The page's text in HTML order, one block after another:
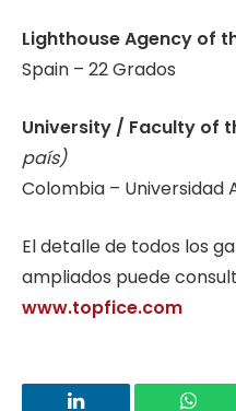
Lighthouse Agency of
Spain – 22 Grados
University / Faculty of
país)
Colombia –
El detalle de todos los
ampliados puede
www.topfice.com